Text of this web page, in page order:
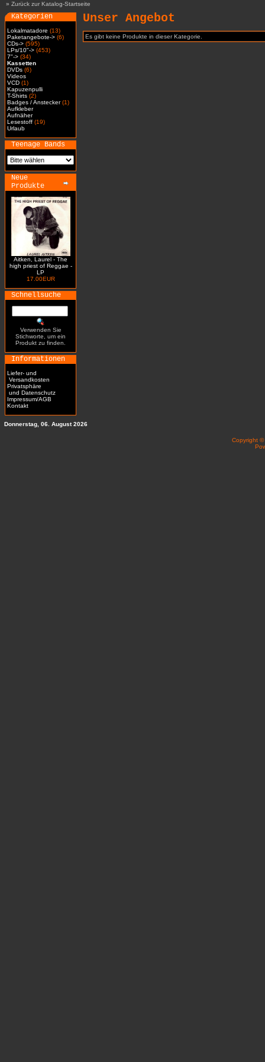
» Zurück zur Katalog-Startseite
Kategorien
Lokalmatadore (13)
Paketangebote-> (6)
CDs-> (595)
LPs/10"-> (453)
7"-> (34)
Kassetten
DVDs (6)
Videos
VCD (1)
Kapuzenpulli
T-Shirts (2)
Badges / Anstecker(1)
Aufkleber
Aufnäher
Lesestoff (19)
Urlaub
Teenage Bands
Neue
Produkte
Aitken, Laurel - The
high priest of Reggae -
LP
17.00EUR
Schnellsuche
Verwenden Sie
Stichworte, um ein
Produkt zu finden.
Informationen
Liefer- und
Versandkosten
Privatsphäre
und Datenschutz
Impressum/AGB
Kontakt
Unser Angebot
Es gibt keine Produkte in dieser Kategorie.
Donnerstag, 06. August 2026
Copyright